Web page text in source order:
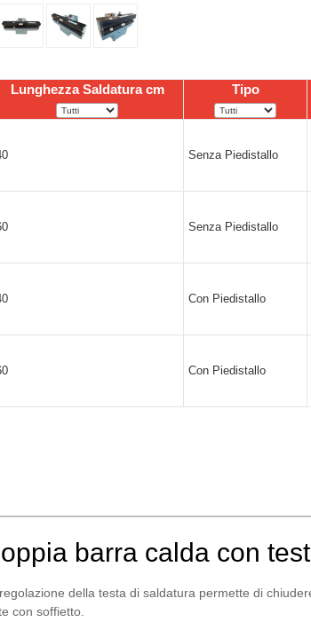
Lunghezza Saldatura cm Tipo
Senza Piedistallo
Senza Piedistallo
Con Piedistallo
Con Piedistallo
barra calda con
della testa di saldatura permette di
con soffietto.